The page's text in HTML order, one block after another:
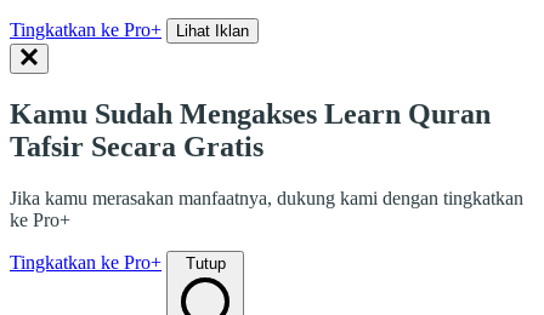
Tingkatkan ke Pro+ Lihat Iklan
Kamu Sudah Mengakses Learn Quran
Tafsir Secara Gratis
Jika kamu merasakan manfaatnya, dukung kami dengan tingkatkan
ke Pro+
Tingkatkan ke Pro+ Tutup